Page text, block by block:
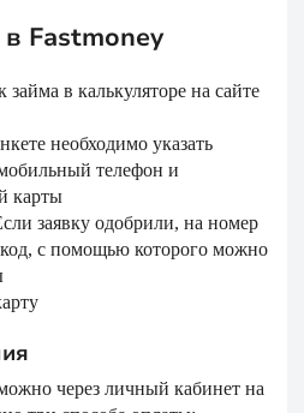
Fastmoney
в калькуляторе на сайте
необходимо указать
телефон и
карты
заявку одобрили, на номер
с помощью которого можно
через личный кабинет на